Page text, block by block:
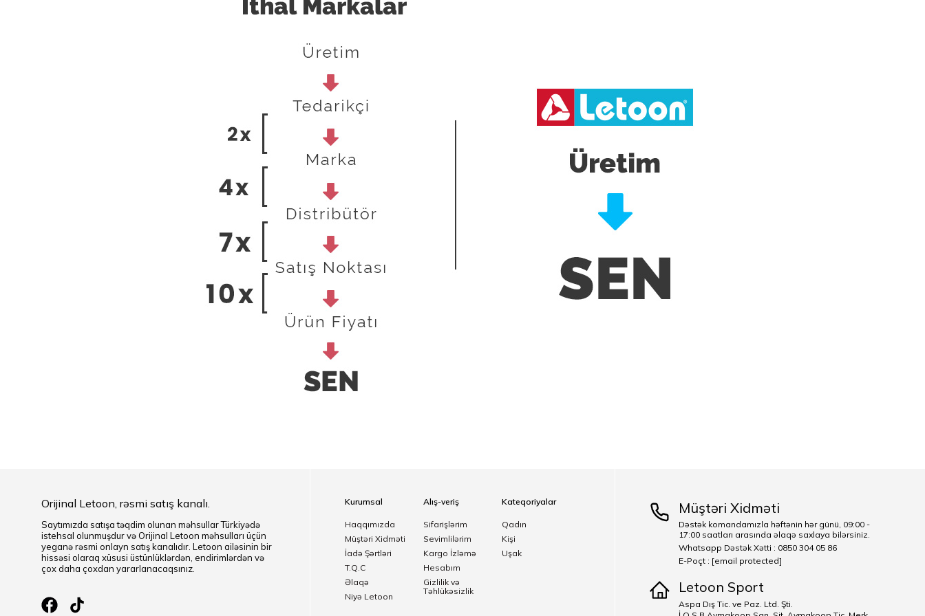
Orijinal Letoon, rəsmi satış kanalı.
Saytımızda satışa təqdim olunan məhsullar Türkiyədə
istehsal olunmuşdur və Orijinal Letoon məhsulları üçün
yeganə rəsmi onlayn satış kanalıdır. Letoon ailəsinin bir
hissəsi olaraq xüsusi üstünlüklərdən, endirimlərdən və
çox daha çoxdan yararlanacaqsınız.
Kurumsal
Haqqımızda
Müştəri Xidməti
İadə Şərtləri
T.Q.C
Əlaqə
Niyə Letoon
Alış-veriş
Sifarişlərim
Sevimlilərim
Kargo İzləmə
Hesabım
Gizlilik və
Təhlükəsizlik
Kateqoriyalar
Qadın
Kişi
Uşak
Müştəri Xidməti
Dəstək komandamızla həftənin hər günü, 09:00 -
17:00 saatları arasında əlaqə saxlaya bilərsiniz.
Whatsapp Dəstək Xətti : 0850 304 05 86
E-Poçt : [email protected]
Letoon Sport
Aspa Dış Tic. ve Paz. Ltd. Şti.